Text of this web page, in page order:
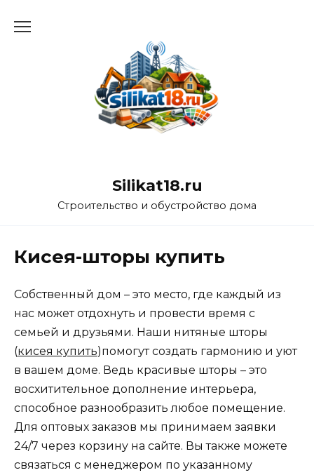
Silikat18.ru
Строительство и обустройство дома
Кисея-шторы купить
Собственный дом – это место, где каждый из
нас может отдохнуть и провести время с
семьей и друзьями. Наши нитяные шторы
(кисея купить)помогут создать гармонию и уют
в вашем доме. Ведь красивые шторы – это
восхитительное дополнение интерьера,
способное разнообразить любое помещение.
Для оптовых заказов мы принимаем заявки
24/7 через корзину на сайте. Вы также можете
связаться с менеджером по указанному